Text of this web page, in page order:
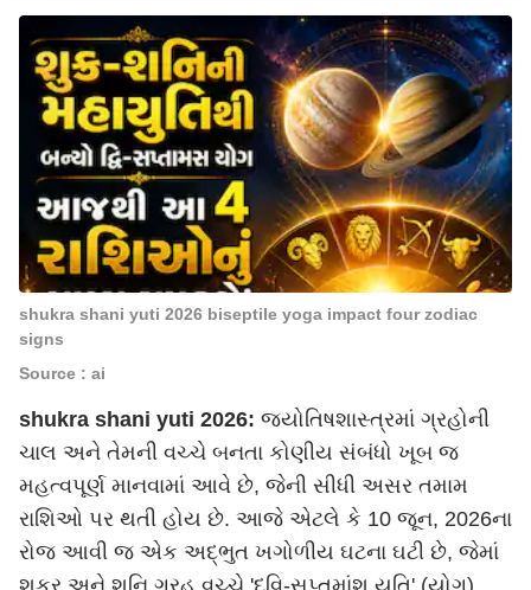
shukra shani yuti 2026 biseptile yoga impact four zodiac
signs
Source : ai
shukra shani yuti 2026: જ્યોતિષશાસ્ત્રમાં ગ્રહોની
ચાલ અને તેમની વચ્ચે બનતા કોણીય સંબંધો ખૂબ જ
મહત્વપૂર્ણ માનવામાં આવે છે, જેની સીધી અસર તમામ
રાશિઓ પર થતી હોય છે. આજે એટલે કે 10 જૂન, 2026ના
રોજ આવી જ એક અદ્ભુત ખગોળીય ઘટના ઘટી છે, જેમાં
શુક્ર અને શનિ ગ્રહ વચ્ચે 'દ્વિ-સપ્તમાંશ યુતિ' (યોગ)